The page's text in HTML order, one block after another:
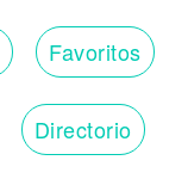
Favoritos
Directorio